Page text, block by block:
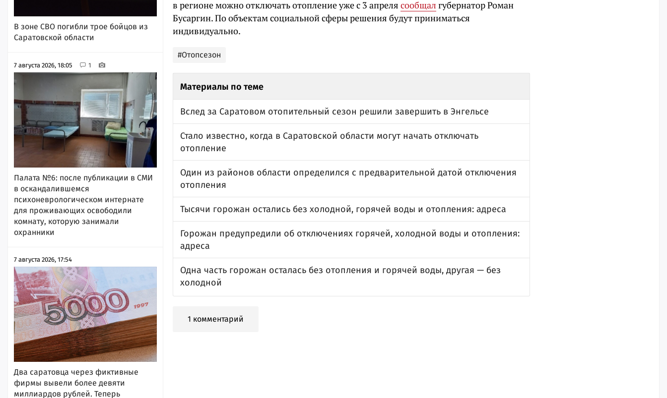
В зоне СВО погибли трое бойцов из
Саратовской области
7 августа 2026, 18:05 1
Палата №6: после публикации в СМИ
в оскандалившемся
психоневрологическом интернате
для проживающих освободили
комнату, которую занимали
охранники
7 августа 2026, 17:54
Два саратовца через фиктивные
фирмы вывели более девяти
миллиардов рублей. Теперь
в регионе можно отключать отопление уже с 3 апреля сообщал губернатор Роман
Бусаргин. По объектам социальной сферы решения будут приниматься
индивидуально.
#Отопсезон
Материалы по теме
Вслед за Саратовом отопительный сезон решили завершить в Энгельсе
Стало известно, когда в Саратовской области могут начать отключать
отопление
Один из районов области определился с предварительной датой отключения
отопления
Тысячи горожан остались без холодной, горячей воды и отопления: адреса
Горожан предупредили об отключениях горячей, холодной воды и отопления:
адреса
Одна часть горожан осталась без отопления и горячей воды, другая — без
холодной
1 комментарий